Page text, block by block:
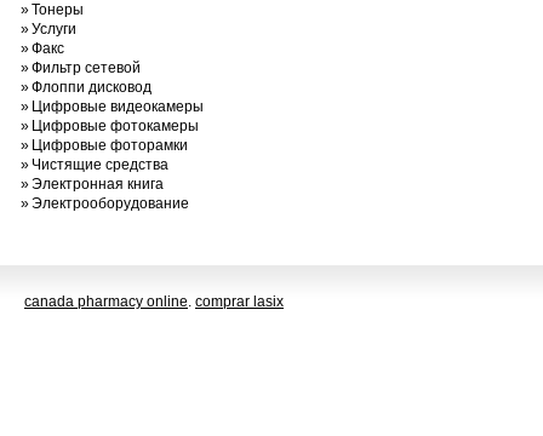
»Тонеры
»Услуги
»Факс
»Фильтр сетевой
»Флоппи дисковод
» Цифровые видеокамеры
» Цифровые фотокамеры
» Цифровые фоторамки
» Чистящие средства
»Электронная книга
»Электрооборудование
canada pharmacy online. comprar lasix